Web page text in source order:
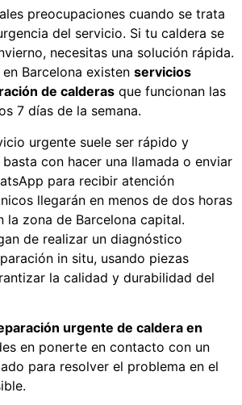
preocupaciones cuando se trata
del servicio. Si tu caldera se
necesitas una solución rápida.
Barcelona existen servicios
de calderas que funcionan las
7 días de la semana.
urgente suele ser rápido y
con hacer una llamada o enviar
para recibir atención
llegarán en menos de dos horas
la zona de Barcelona capital.
de realizar un diagnóstico
in situ, usando piezas
la calidad y durabilidad del
urgente de caldera en
en ponerte en contacto con un
para resolver el problema en el